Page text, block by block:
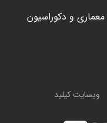
معماری و دکوراسیون
وبسایت کیلید